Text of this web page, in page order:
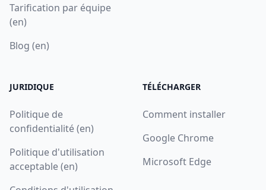
Tarification par équipe
(en)
Blog (en)
JURIDIQUE
Politique de
confidentialité (en)
Politique d'utilisation
acceptable (en)
TÉLÉCHARGER
Comment installer
Google Chrome
Microsoft Edge